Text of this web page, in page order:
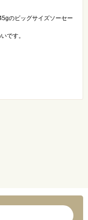
のビッグサイズソーセー
です。